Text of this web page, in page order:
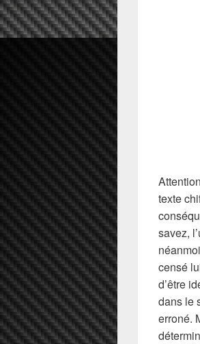
texte
savez,
censé
d’être
dans le
erroné.